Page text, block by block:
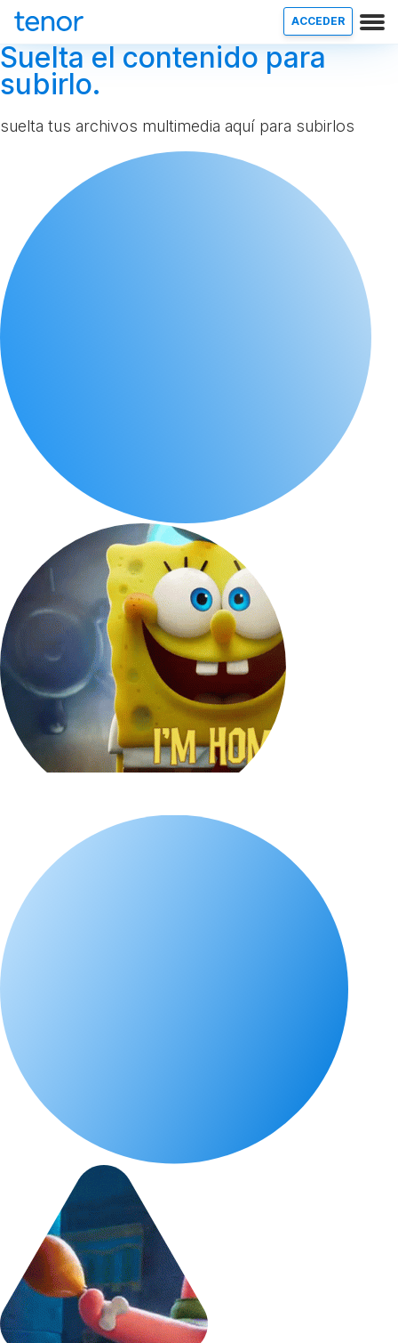
ACCEDER
Suelta el contenido para
subirlo.
suelta tus archivos multimedia aquí para subirlos